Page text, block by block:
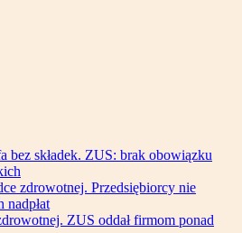
bez składek. ZUS: brak obowiązku
zdrowotnej. Przedsiębiorcy nie
nadpłat
ZUS oddał firmom ponad